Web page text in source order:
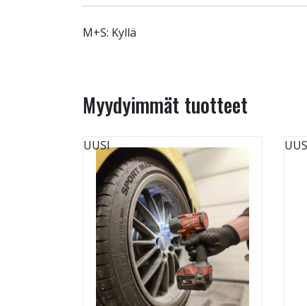
M+S: Kyllä
Myydyimmät tuotteet
UUSI